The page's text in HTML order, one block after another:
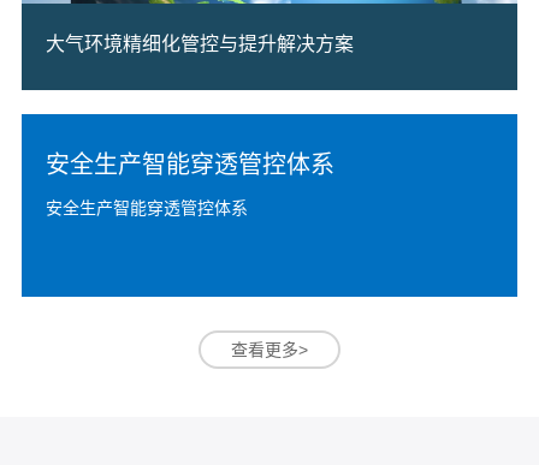
大气环境精细化管控与提升解决方案
安全生产智能穿透管控体系
安全生产智能穿透管控体系
查看更多>